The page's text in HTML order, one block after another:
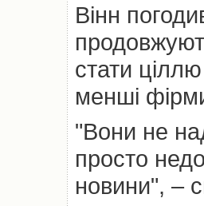
Вінн
стати
менші
"Вони не
просто
новини", –